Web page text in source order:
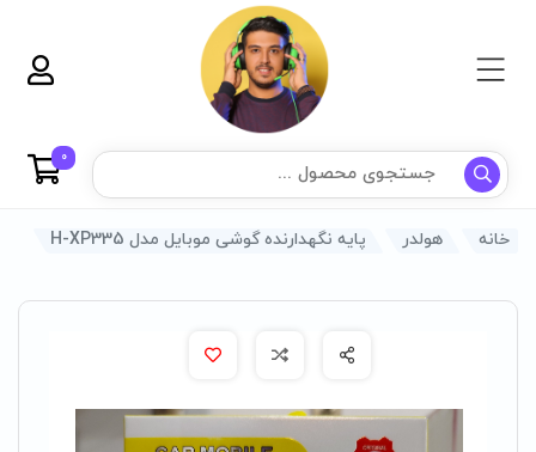
0
خانه هولدر پایه نگهدارنده گوشی موبایل مدل H-XP335